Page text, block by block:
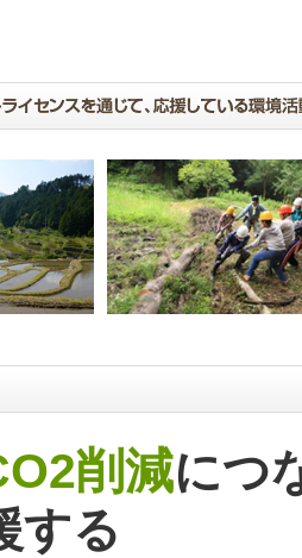
削減につ
する